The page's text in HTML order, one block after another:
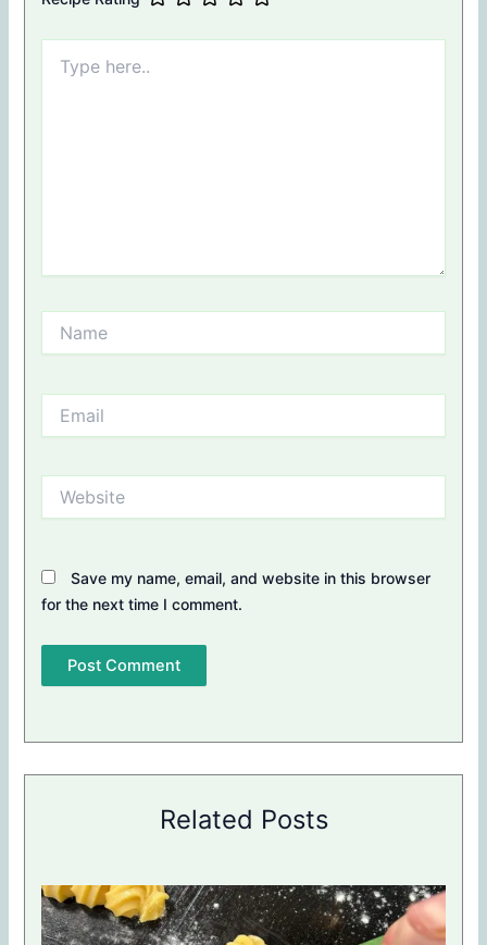
here..
Save my name, email, and website in this browser
for the next time I comment.
Related Posts